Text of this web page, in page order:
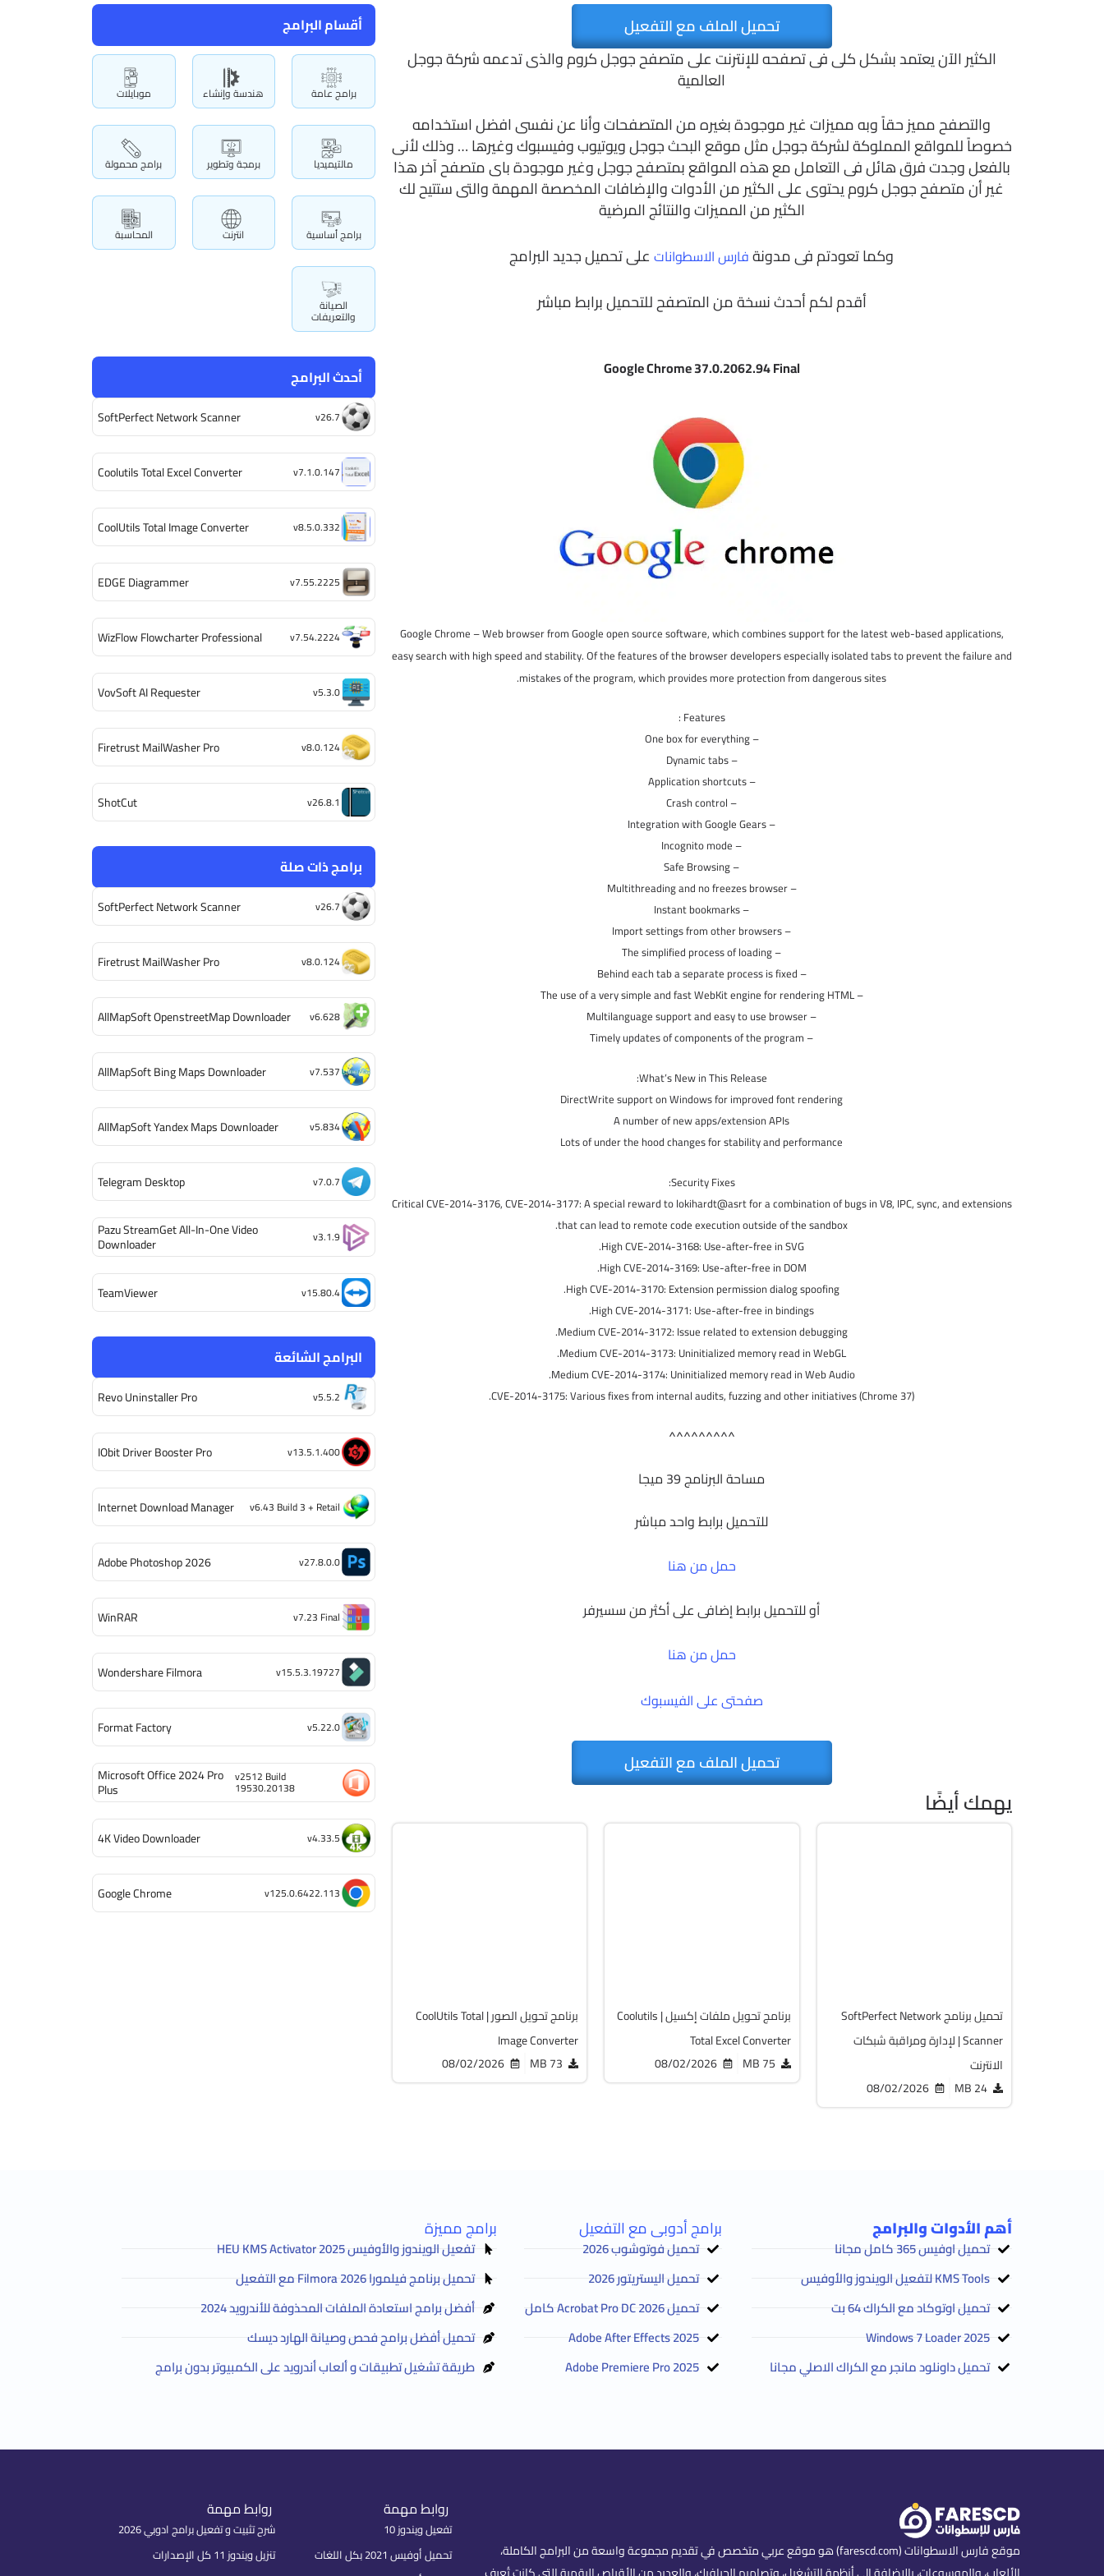
أقسام البرامج
برامج عامة هندسة وإنشاء موبايلات
مالتيميديا برمجة وتطوير برامج محمولة
برامج أساسية انترنت المحاسبة
الصيانة
والتعريفات
أحدث البرامج
SoftPerfect Network Scanner v26.7
Coolutils Total Excel Converter v7.1.0.147
CoolUtils Total Image Converter v8.5.0.332
EDGE Diagrammer v7.55.2225
WizFlow Flowcharter Professional v7.54.2224
VovSoft AI Requester v5.3.0
Firetrust MailWasher Pro v8.0.124
ShotCut v26.8.1
برامج ذات صلة
SoftPerfect Network Scanner v26.7
Firetrust MailWasher Pro v8.0.124
AllMapSoft OpenstreetMap Downloader v6.628
AllMapSoft Bing Maps Downloader v7.537
AllMapSoft Yandex Maps Downloader v5.834
Telegram Desktop v7.0.7
Pazu StreamGet All-In-One Video
Downloader v3.1.9
TeamViewer v15.80.4
البرامج الشائعة
Revo Uninstaller Pro v5.5.2
IObit Driver Booster Pro v13.5.1.400
Internet Download Manager v6.43 Build 3 + Retail
Adobe Photoshop 2026 v27.8.0.0
WinRAR v7.23 Final
Wondershare Filmora v15.5.3.19727
Format Factory v5.22.0
Microsoft Office 2024 Pro
Plus
v2512 Build
19530.20138
4K Video Downloader v4.33.5
Google Chrome v125.0.6422.113
تحميل الملف مع التفعيل
الكثير الآن يعتمد بشكل كلى فى تصفحه للإنترنت على متصفح جوجل كروم والذى تدعمه شركة جوجل
العالمية
والتصفح مميز حقاً وبه مميزات غير موجودة بغيره من المتصفحات وأنا عن نفسى افضل استخدامه
خصوصاً للمواقع المملوكة لشركة جوجل مثل موقع البحث جوجل ويوتيوب وفيسبوك وغيرها … وذلك لأنى
بالفعل وجدت فرق هائل فى التعامل مع هذه المواقع بمتصفح جوجل وغير موجودة باى متصفح آخر هذا
غير أن متصفح جوجل كروم يحتوى على الكثير من الأدوات والإضافات المخصصة المهمة والتى ستتيح لك
الكثير من المميزات والنتائج المرضية
وكما تعودتم فى مدونةفارس الاسطواناتعلى تحميل جديد البرامج
أقدم لكم أحدث نسخة من المتصفح للتحميل برابط مباشر
Google Chrome 37.0.2062.94 Final
Google Chrome – Web browser from Google open source software, which combines support for the latest web-based applications,
easy search with high speed and stability. Of the features of the browser developers especially isolated tabs to prevent the failure and
mistakes of the program, which provides more protection from dangerous sites.
Features :
– One box for everything
– Dynamic tabs
– Application shortcuts
– Crash control
– Integration with Google Gears
– Incognito mode
– Safe Browsing
– Multithreading and no freezes browser
– Instant bookmarks
– Import settings from other browsers
– The simplified process of loading
– Behind each tab a separate process is fixed
– The use of a very simple and fast WebKit engine for rendering HTML
– Multilanguage support and easy to use browser
– Timely updates of components of the program
What’s New in This Release:
DirectWrite support on Windows for improved font rendering
A number of new apps/extension APIs
Lots of under the hood changes for stability and performance
Security Fixes:
Critical CVE-2014-3176, CVE-2014-3177: A special reward to lokihardt@asrt for a combination of bugs in V8, IPC, sync, and extensions
that can lead to remote code execution outside of the sandbox.
High CVE-2014-3168: Use-after-free in SVG.
High CVE-2014-3169: Use-after-free in DOM.
High CVE-2014-3170: Extension permission dialog spoofing.
High CVE-2014-3171: Use-after-free in bindings.
Medium CVE-2014-3172: Issue related to extension debugging.
Medium CVE-2014-3173: Uninitialized memory read in WebGL.
Medium CVE-2014-3174: Uninitialized memory read in Web Audio.
CVE-2014-3175: Various fixes from internal audits, fuzzing and other initiatives (Chrome 37).
^^^^^^^^^
مساحة البرنامج 39 ميجا
للتحميل برابط واحد مباشر
حمل من هنا
أو للتحميل برابط إضافى على أكثر من سسيرفر
حمل من هنا
صفحتى على الفيسبوك
تحميل الملف مع التفعيل
يهمك أيضًا
تحميل برنامج SoftPerfect Network
Scanner | لإدارة ومراقبة شبكات
الانترنت
24 MB
08/02/2026
برنامج تحويل ملفات إكسيل | Coolutils
Total Excel Converter
75 MB
08/02/2026
برنامج تحويل الصور | CoolUtils Total
Image Converter
73 MB
08/02/2026
أهم الأدوات والبرامج
تحميل اوفيس 365 كامل مجانا
KMS Tools لتفعيل الويندوز والأوفيس
تحميل اوتوكاد مع الكراك 64 بت
2025 Windows 7 Loader
تحميل داونلود مانجر مع الكراك الاصلي مجانا
برامج أدوبى مع التفعيل
تحميل فوتوشوب 2026
تحميل اليستريتور 2026
تحميل Acrobat Pro DC 2026 كامل
Adobe After Effects 2025
Adobe Premiere Pro 2025
برامج مميزة
تفعيل الويندوز والأوفيس HEU KMS Activator 2025
تحميل برنامج فيلمورا Filmora 2026 مع التفعيل
أفضل برامج استعادة الملفات المحذوفة للأندرويد 2024
تحميل أفضل برامج فحص وصيانة الهارد ديسك
طريقة تشغيل تطبيقات و ألعاب أندرويد على الكمبيوتر بدون برامج
موقع فارس الاسطوانات (farescd.com) هو موقع عربي متخصص في تقديم مجموعة واسعة من البرامج الكاملة،
روابط مهمة
تفعيل ويندوز 10
تحميل أوفيس 2021 بكل اللغات
روابط مهمة
شرح تثبيت و تفعيل برامج ادوبي 2026
تنزيل ويندوز 11 كل الإصدارات